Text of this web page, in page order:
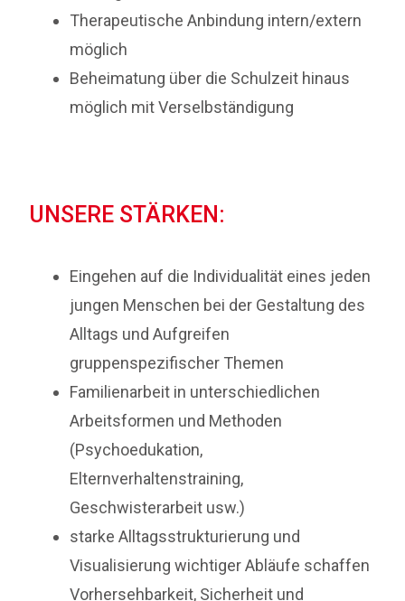
Therapeutische Anbindung intern/extern
möglich
Beheimatung über die Schulzeit hinaus
möglich mit Verselbständigung
UNSERE STÄRKEN:
Eingehen auf die Individualität eines jeden
jungen Menschen bei der Gestaltung des
Alltags und Aufgreifen
gruppenspezifischer Themen
Familienarbeit in unterschiedlichen
Arbeitsformen und Methoden
(Psychoedukation,
Elternverhaltenstraining,
Geschwisterarbeit usw.)
starke Alltagsstrukturierung und
Visualisierung wichtiger Abläufe schaffen
Vorhersehbarkeit, Sicherheit und